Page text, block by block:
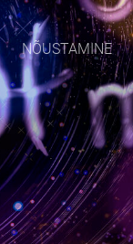
NÕUSTAMINE